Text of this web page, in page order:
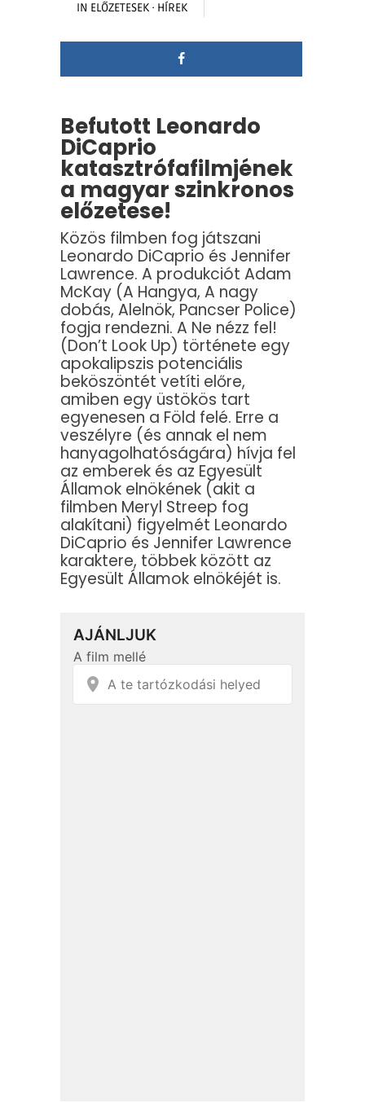
IN ELŐZETESEK · HÍREK
Befutott Leonardo
DiCaprio
katasztrófafilmjének
a magyar szinkronos
előzetese!
Közös filmben fog játszani
Leonardo DiCaprio és Jennifer
Lawrence. A produkciót Adam
McKay (A Hangya, A nagy
dobás, Alelnök, Pancser Police)
fogja rendezni. A Ne nézz fel!
(Don’t Look Up) története egy
apokalipszis potenciális
beköszöntét vetíti előre,
amiben egy üstökös tart
egyenesen a Föld felé. Erre a
veszélyre (és annak el nem
hanyagolhatóságára) hívja fel
az emberek és az Egyesült
Államok elnökének (akit a
filmben Meryl Streep fog
alakítani) figyelmét Leonardo
DiCaprio és Jennifer Lawrence
karaktere, többek között az
Egyesült Államok elnökéjét is.